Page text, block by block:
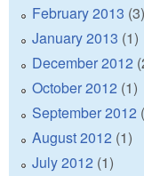
February 2013 (3)
January 2013 (1)
December 2012
October 2012 (1)
September 2012
August 2012 (1)
July 2012 (1)